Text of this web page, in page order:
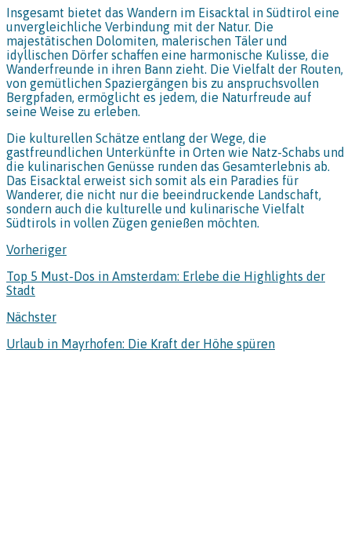
Insgesamt bietet das Wandern im Eisacktal in Südtirol eine
unvergleichliche Verbindung mit der Natur. Die
majestätischen Dolomiten, malerischen Täler und
idyllischen Dörfer schaffen eine harmonische Kulisse, die
Wanderfreunde in ihren Bann zieht. Die Vielfalt der Routen,
von gemütlichen Spaziergängen bis zu anspruchsvollen
Bergpfaden, ermöglicht es jedem, die Naturfreude auf
seine Weise zu erleben.
Die kulturellen Schätze entlang der Wege, die
gastfreundlichen Unterkünfte in Orten wie Natz-Schabs und
die kulinarischen Genüsse runden das Gesamterlebnis ab.
Das Eisacktal erweist sich somit als ein Paradies für
Wanderer, die nicht nur die beeindruckende Landschaft,
sondern auch die kulturelle und kulinarische Vielfalt
Südtirols in vollen Zügen genießen möchten.
Vorheriger
Top 5 Must-Dos in Amsterdam: Erlebe die Highlights der
Stadt
Nächster
Urlaub in Mayrhofen: Die Kraft der Höhe spüren